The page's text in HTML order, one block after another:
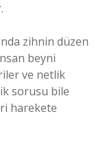
zihnin düzen
beyni
ve netlik
sorusu bile
harekete